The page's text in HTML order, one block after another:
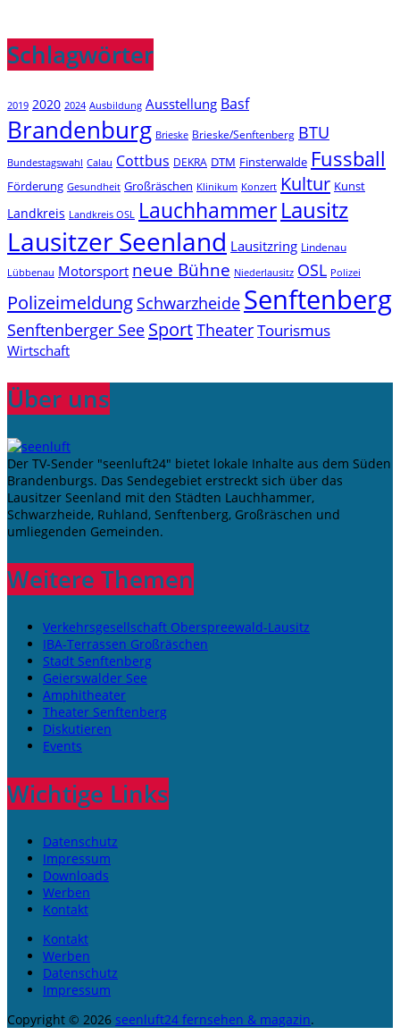
Schlagwörter
2019 2020 2024 Ausbildung Ausstellung Basf
Brandenburg Brieske Brieske/Senftenberg BTU
Bundestagswahl Calau Cottbus DEKRA DTM Finsterwalde Fussball
Förderung Gesundheit Großräschen Klinikum Konzert Kultur Kunst
Landkreis Landkreis OSL LauchhammerLausitz
Lausitzer Seenland Lausitzring Lindenau
Lübbenau Motorsport neue Bühne Niederlausitz OSL Polizei
Polizeimeldung Schwarzheide Senftenberg
Senftenberger See SportTheaterTourismus
Wirtschaft
Über uns
Der TV-Sender "seenluft24" bietet lokale Inhalte aus dem Süden
Brandenburgs. Das Sendegebiet erstreckt sich über das
Lausitzer Seenland mit den Städten Lauchhammer,
Schwarzheide, Ruhland, Senftenberg, Großräschen und
umliegenden Gemeinden.
Weitere Themen
Verkehrsgesellschaft Oberspreewald-Lausitz
IBA-Terrassen Großräschen
Stadt Senftenberg
Geierswalder See
Amphitheater
Theater Senftenberg
Diskutieren
Events
Wichtige Links
Datenschutz
Impressum
Downloads
Werben
Kontakt
Kontakt
Werben
Datenschutz
Impressum
Copyright © 2026 seenluft24 fernsehen & magazin.